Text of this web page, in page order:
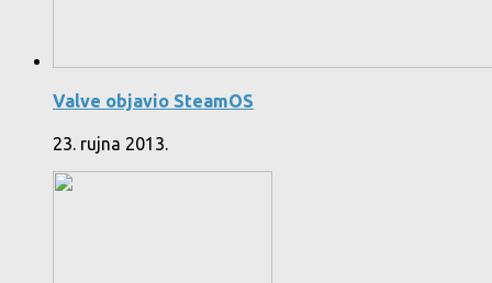
Valve objavio SteamOS
23. rujna 2013.